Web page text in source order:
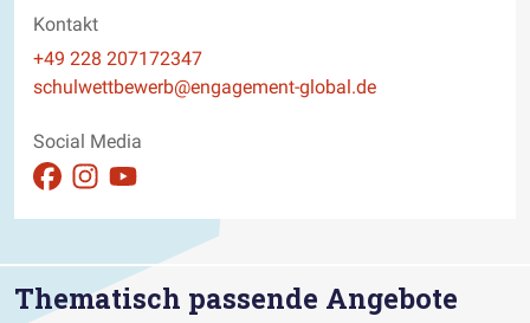
Kontakt
Telefon
+49 228 207172347
E-Mail
schulwettbewerb@engagement-global.de
Social Media
Auftritt auf Facebook ansehen
Auftritt auf Instagram ansehen
Auftritt auf Youtube ansehen
Thematisch passende Angebote